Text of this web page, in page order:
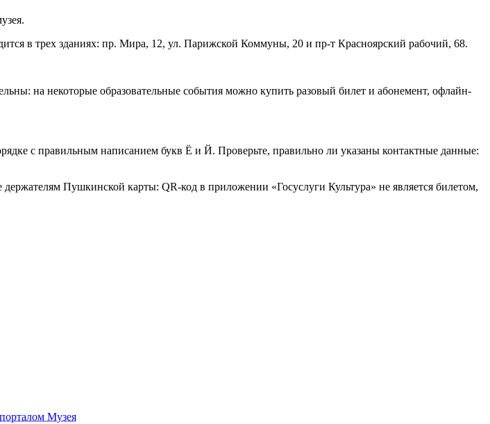
в трех зданиях: пр. Мира, 12, ул. Парижской Коммуны, 20 и пр-т Красноярский рабочий, 68.
на некоторые образовательные события можно купить разовый билет и абонемент, офлайн-
с правильным написанием букв Ё и Й. Проверьте, правильно ли указаны контактные данные:
Пушкинской карты: QR-код в приложении «Госуслуги Культура» не является билетом,
Музея